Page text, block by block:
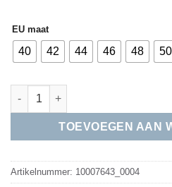
EU maat
40 42 44 46 48 50
Sloggi | Basic Long | Zwart aantal
TOEVOEGEN AAN
Artikelnummer: 10007643_0004